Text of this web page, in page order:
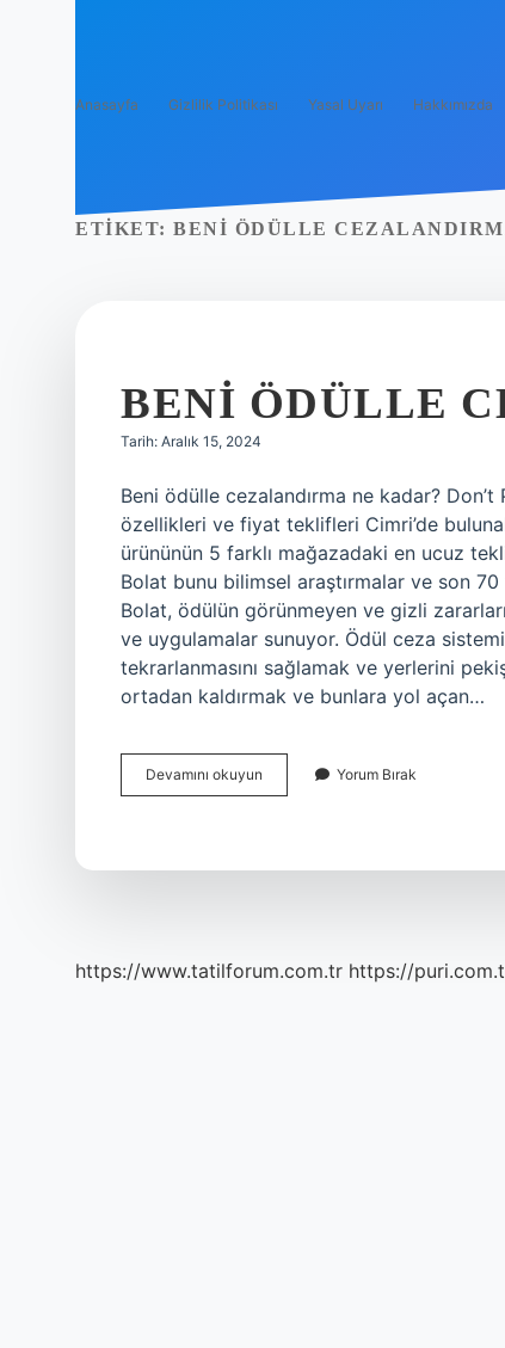
Anasayfa Gizlilik Politikası Yasal Uyarı Hakkımızda
ETIKET: BENI ÖDÜLLE
BENI ÖDÜLLE
Tarih: Aralık 15, 2024
Beni ödülle cezalandırma ne kadar?
özellikleri ve fiyat teklifleri Cimri’de
ürününün 5 farklı mağazadaki en ucuz
Bolat bunu bilimsel araştırmalar ve son
Bolat, ödülün görünmeyen ve gizli
ve uygulamalar sunuyor. Ödül ceza
tekrarlanmasını sağlamak ve yerlerini
ortadan kaldırmak ve bunlara yol açan…
Devamını okuyun
Ödülle
Yorum Bırak
https://www.tatilforum.com.tr https://